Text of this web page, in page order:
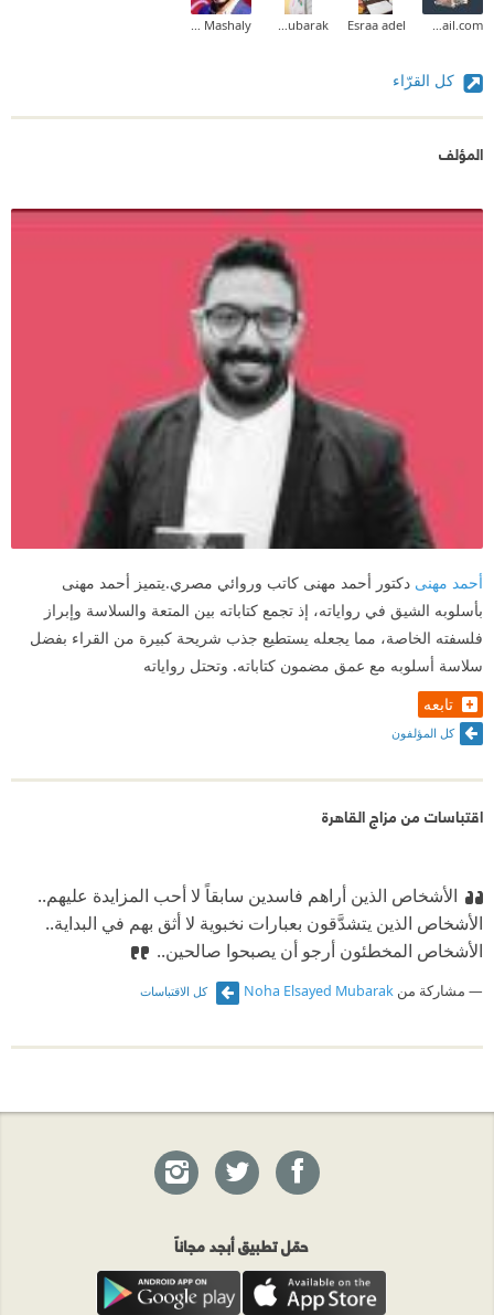
dr.nihal37@gmail.com
Esraa adel
Noha Elsayed Mubarak
Mohammed Mashaly
كل القرّاء
المؤلف
أحمد مهنى دكتور أحمد مهنى كاتب وروائي مصري.يتميز أحمد مهنى
بأسلوبه الشيق في رواياته، إذ تجمع كتاباته بين المتعة والسلاسة وإبراز
فلسفته الخاصة، مما يجعله يستطيع جذب شريحة كبيرة من القراء بفضل
سلاسة أسلوبه مع عمق مضمون كتاباته. وتحتل رواياته
تابعه
كل المؤلفون
اقتباسات من مزاج القاهرة
الأشخاص الذين أراهم فاسدين سابقاً لا أحب المزايدة عليهم..
الأشخاص الذين يتشدَّقون بعبارات نخبوية لا أثق بهم في البداية..
الأشخاص المخطئون أرجو أن يصبحوا صالحين..
مشاركة من Noha Elsayed Mubarak كل الاقتباسات
حمّل تطبيق أبجد مجاناً